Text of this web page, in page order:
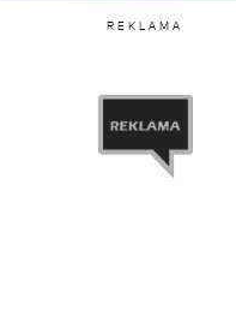
REKLAMA